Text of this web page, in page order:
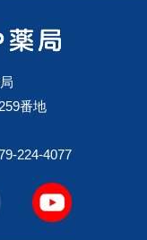
番地
224-4077